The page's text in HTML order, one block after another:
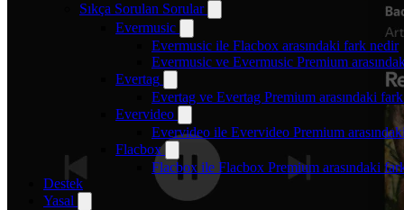
Sıkça Sorulan Sorular
Evermusic
Evermusic ile Flacbox arasındaki fark nedir
Evermusic ve Evermusic Premium
Evertag
Evertag ve Evertag Premium arasındaki
Evervideo
Evervideo ile Evervideo Premium
Flacbox
Flacbox ile Flacbox Premium arasındaki
Destek
Yasal